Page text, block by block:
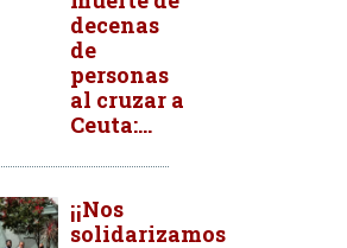
decenas
de
personas
al cruzar a
Ceuta:...
¡¡Nos
solidarizamos